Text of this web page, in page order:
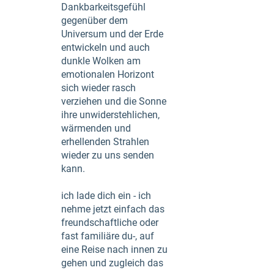
Dankbarkeitsgefühl
gegenüber dem
Universum und der Erde
entwickeln und auch
dunkle Wolken am
emotionalen Horizont
sich wieder rasch
verziehen und die Sonne
ihre unwiderstehlichen,
wärmenden und
erhellenden Strahlen
wieder zu uns senden
kann.
ich lade dich ein - ich
nehme jetzt einfach das
freundschaftliche oder
fast familiäre du-, auf
eine Reise nach innen zu
gehen und zugleich das